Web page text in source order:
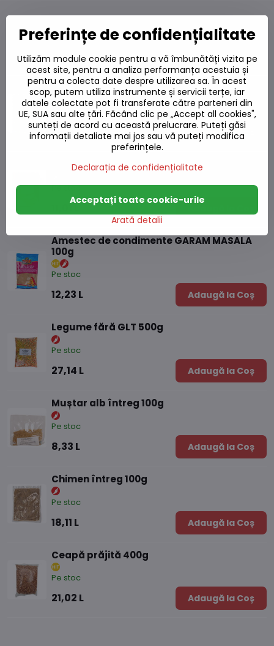
Produse alternative
Cardamom întreg 100g
Pe stoc
65,81 L Adaugă la Coș
Turmeric măcinat 100 g
Pe stoc
11,01 L
Amestec de condimente GARAM MASALA
100g
Pe stoc
12,23 L Adaugă la Coș
Legume fără GLT 500g
Pe stoc
27,14 L Adaugă la Coș
Muștar alb întreg 100g
Pe stoc
8,33 L Adaugă la Coș
Chimen întreg 100g
Pe stoc
18,11 L Adaugă la Coș
Ceapă prăjită 400g
Pe stoc
21,02 L Adaugă la Coș
Preferințe de confidențialitate
Utilizăm module cookie pentru a vă îmbunătăți vizita pe
acest site, pentru a analiza performanța acestuia și
pentru a colecta date despre utilizarea sa. În acest
scop, putem utiliza instrumente și servicii terțe, iar
datele colectate pot fi transferate către parteneri din
UE, SUA sau alte țări. Făcând clic pe „Accept all cookies",
sunteți de acord cu această prelucrare. Puteți găsi
informații detaliate mai jos sau vă puteți modifica
preferințele.
Declarația de confidențialitate
Arată detalii
Acceptați toate cookie-urile